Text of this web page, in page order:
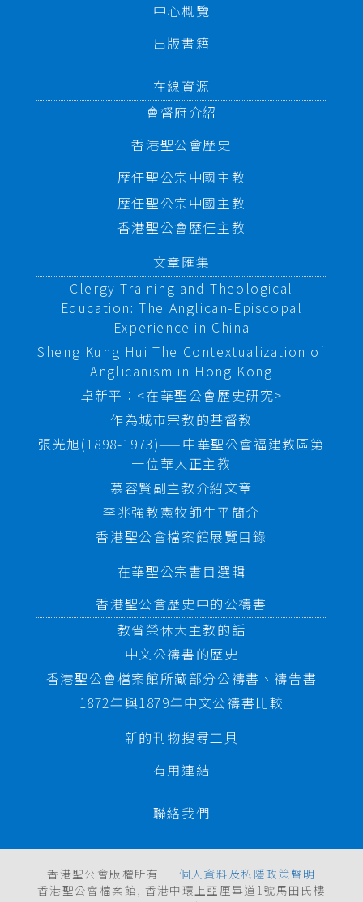
中心概覽
出版書籍
在線資源
會督府介紹
香港聖公會歷史
歷任聖公宗中國主教
歷任聖公宗中國主教
香港聖公會歷任主教
文章匯集
Clergy Training and Theological
Education: The Anglican-Episcopal
Experience in China
Sheng Kung Hui The Contextualization of
Anglicanism in Hong Kong
卓新平：<在華聖公會歷史研究>
作為城市宗教的基督教
張光旭(1898-1973)——中華聖公會福建教區第
一位華人正主教
慕容賢副主教介紹文章
李兆強教憲牧師生平簡介
香港聖公會檔案館展覽目錄
在華聖公宗書目選輯
香港聖公會歷史中的公禱書
教省榮休大主教的話
中文公禱書的歷史
香港聖公會檔案館所藏部分公禱書、禱告書
1872年與1879年中文公禱書比較
新的刊物搜尋工具
有用連結
聯絡我們
香港聖公會版權所有 個人資料及私隱政策聲明
香港聖公會檔案館, 香港中環上亞厘畢道1號馬田氏樓